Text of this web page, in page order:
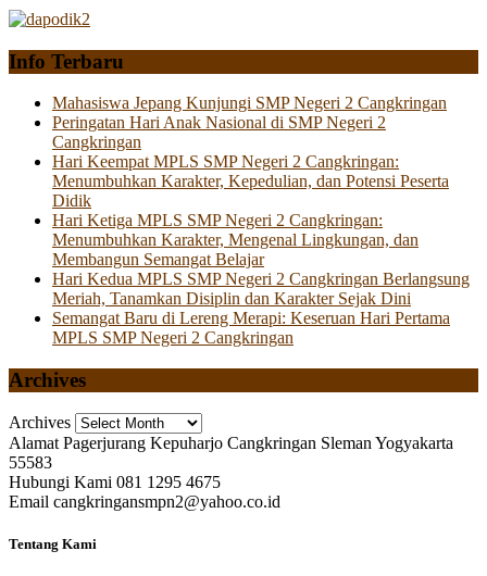
Info Terbaru
Mahasiswa Jepang Kunjungi SMP Negeri 2 Cangkringan
Peringatan Hari Anak Nasional di SMP Negeri 2
Cangkringan
Hari Keempat MPLS SMP Negeri 2 Cangkringan:
Menumbuhkan Karakter, Kepedulian, dan Potensi Peserta
Didik
Hari Ketiga MPLS SMP Negeri 2 Cangkringan:
Menumbuhkan Karakter, Mengenal Lingkungan, dan
Membangun Semangat Belajar
Hari Kedua MPLS SMP Negeri 2 Cangkringan Berlangsung
Meriah, Tanamkan Disiplin dan Karakter Sejak Dini
Semangat Baru di Lereng Merapi: Keseruan Hari Pertama
MPLS SMP Negeri 2 Cangkringan
Archives
Archives
Alamat Pagerjurang Kepuharjo Cangkringan Sleman Yogyakarta
55583
Hubungi Kami 081 1295 4675
Email cangkringansmpn2@yahoo.co.id
Tentang Kami